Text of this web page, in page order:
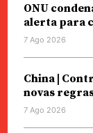
ONU
alerta para
7 Ago 2026
China |
novas
7 Ago 2026